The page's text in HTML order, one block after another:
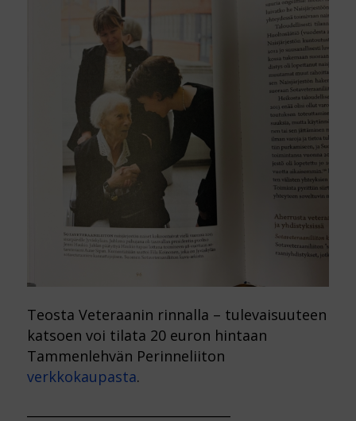
Teosta Veteraanin rinnalla – tulevaisuuteen
katsoen voi tilata 20 euron hintaan
Tammenlehvän Perinneliiton
verkkokaupasta.